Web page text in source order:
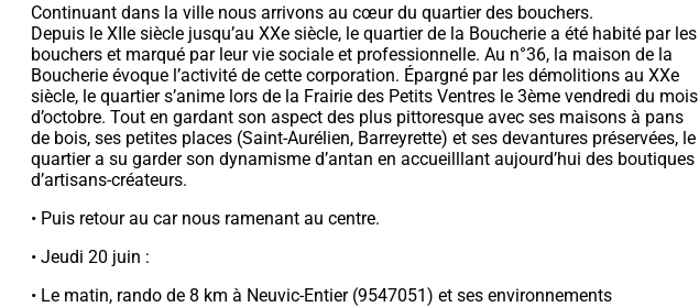
Continuant dans la ville nous arrivons au cœur du quartier des bouchers.
Depuis le XIIe siècle jusqu’au XXe siècle, le quartier de la Boucherie a été habité par les
bouchers et marqué par leur vie sociale et professionnelle. Au n°36, la maison de la
Boucherie évoque l’activité de cette corporation. Épargné par les démolitions au XXe
siècle, le quartier s’anime lors de la Frairie des Petits Ventres le 3ème vendredi du mois
d’octobre. Tout en gardant son aspect des plus pittoresque avec ses maisons à pans
de bois, ses petites places (Saint-Aurélien, Barreyrette) et ses devantures préservées, le
quartier a su garder son dynamisme d’antan en accueilllant aujourd’hui des boutiques
d’artisans-créateurs.
• Puis retour au car nous ramenant au centre.
• Jeudi 20 juin :
• Le matin, rando de 8 km à Neuvic-Entier (9547051) et ses environnements